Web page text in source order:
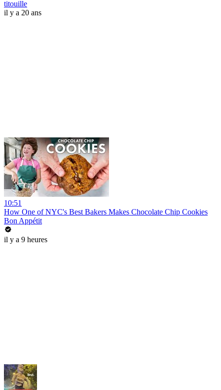
titouille
il y a 20 ans
10:51
How One of NYC's Best Bakers Makes Chocolate Chip Cookies
Bon Appétit
il y a 9 heures